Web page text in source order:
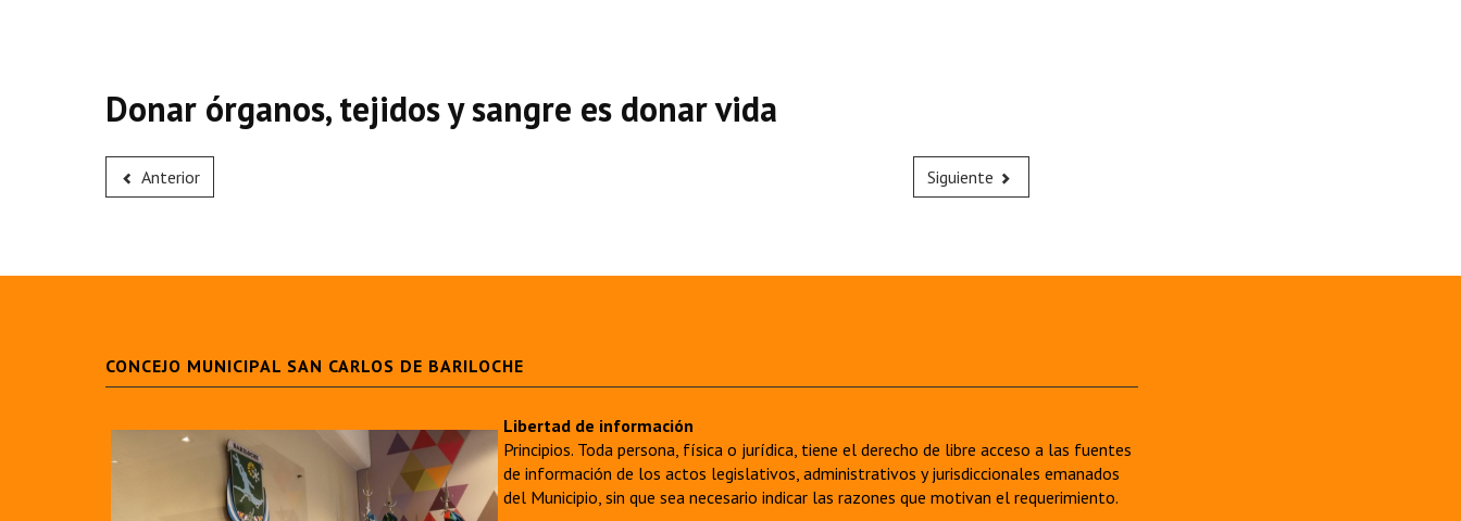
Donar órganos, tejidos y sangre es donar vida
Anterior Siguiente
CONCEJO MUNICIPAL SAN CARLOS DE BARILOCHE
Libertad de información
Principios. Toda persona, física o jurídica, tiene el derecho de libre acceso a las fuentes
de información de los actos legislativos, administrativos y jurisdiccionales emanados
del Municipio, sin que sea necesario indicar las razones que motivan el requerimiento.